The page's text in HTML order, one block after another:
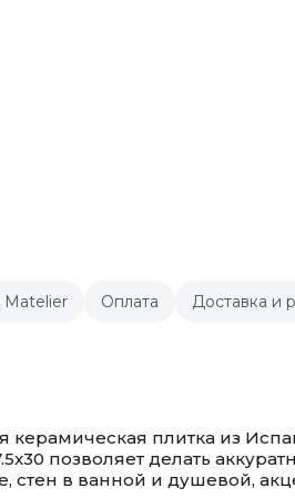
Matelier Оплата Доставка и
керамическая плитка из
позволяет делать
стен в ванной и душевой,